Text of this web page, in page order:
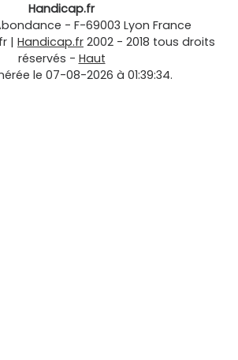
Handicap.fr
- F-69003 Lyon France
| Handicap.fr 2002 - 2018 tous droits
réservés - Haut
le 07-08-2026 à 01:39:34.